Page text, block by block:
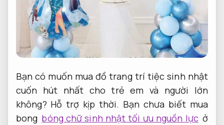
Bạn có muốn mua đồ trang trí tiệc sinh nhật
cuốn hút nhất cho trẻ em và người lớn
không? Hỗ trợ kịp thời. Bạn chưa biết mua
bong bóng chữ sinh nhật tối ưu nguồn lực ở